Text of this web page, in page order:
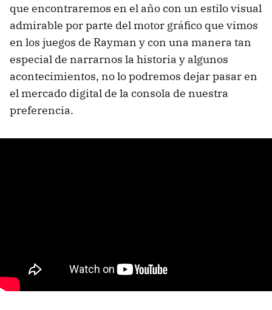
que encontraremos en el año con un estilo visual
admirable por parte del motor gráfico que vimos
en los juegos de Rayman y con una manera tan
especial de narrarnos la historia y algunos
acontecimientos, no lo podremos dejar pasar en
el mercado digital de la consola de nuestra
preferencia.